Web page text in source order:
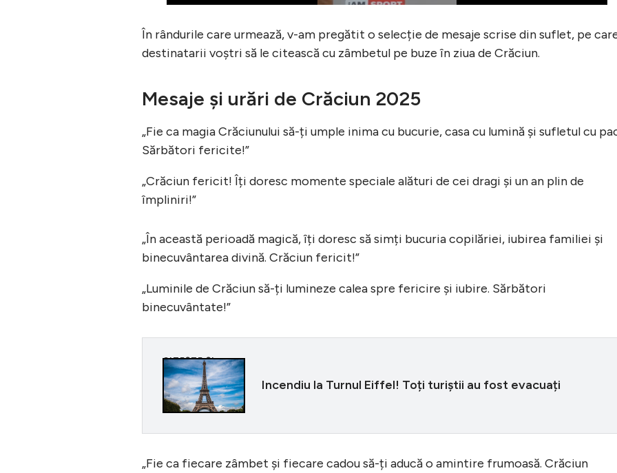
În rândurile care urmează, v-am pregătit o selecție de mesaje scrise din suflet, pe
destinatarii voștri să le citească cu zâmbetul pe buze în ziua de Crăciun.
Mesaje și urări de Crăciun 2025
„Fie ca magia Crăciunului să-ți umple inima cu bucurie, casa cu lumină și sufletul cu
Sărbători fericite!”
„Crăciun fericit! Îți doresc momente speciale alături de cei dragi și un an plin de
împliniri!”
„În această perioadă magică, îți doresc să simți bucuria copilăriei, iubirea familiei și
binecuvântarea divină. Crăciun fericit!”
„Luminile de Crăciun să-ți lumineze calea spre fericire și iubire. Sărbători
binecuvântate!”
CITEȘTE ȘI
Incendiu la Turnul Eiffel! Toți turiștii au fost evacuați
„Fie ca fiecare zâmbet și fiecare cadou să-ți aducă o amintire frumoasă. Crăciun